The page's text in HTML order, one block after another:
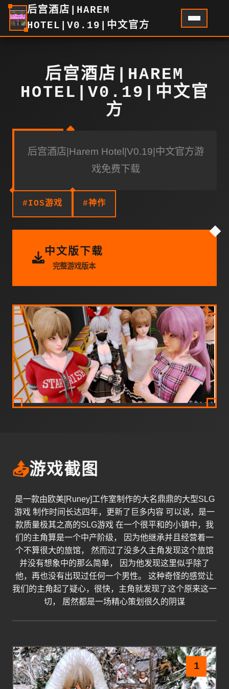
后宫酒店|HAREM
HOTEL|V0.19|中文官方
后宫酒店|HAREM
HOTEL|V0.19|中文官
方
后宫酒店|Harem Hotel|V0.19|中文官方游
戏免费下载
#IOS游戏 #神作
中文版下载
完整游戏版本
📤游戏截图
是一款由欧美[Runey]工作室制作的大名鼎鼎的大型SLG
游戏 制作时间长达四年，更新了巨多内容 可以说，是一
款质量极其之高的SLG游戏 在一个很平和的小镇中，我
们的主角算是一个中产阶级， 因为他继承并且经营着一
个不算很大的旅馆， 然而过了没多久主角发现这个旅馆
并没有想象中的那么简单， 因为他发现这里似乎除了
他，再也没有出现过任何一个男性。 这种奇怪的感觉让
我们的主角起了疑心，很快，主角就发现了这个原来这一
切， 居然都是一场精心策划很久的阴谋
1